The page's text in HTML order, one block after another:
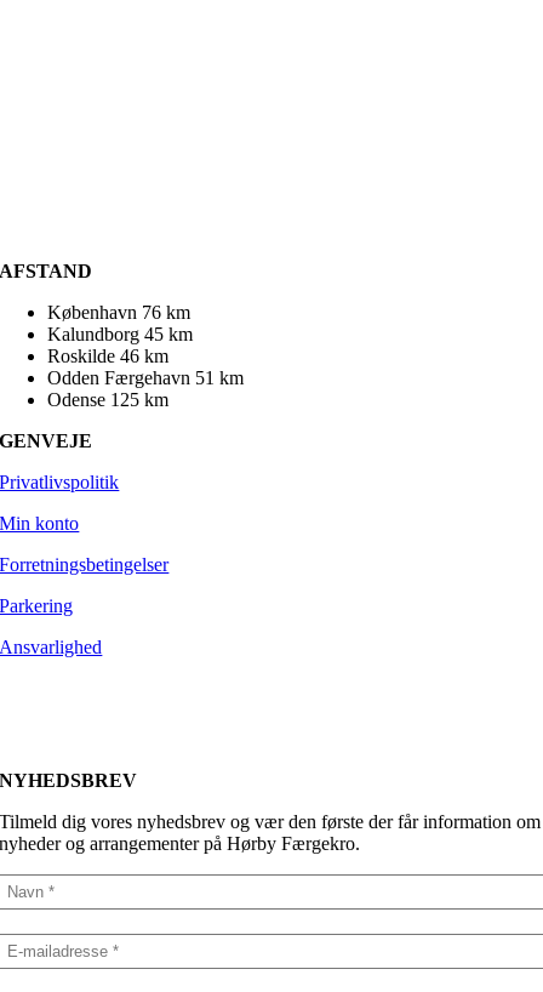
AFSTAND
København 76 km
Kalundborg 45 km
Roskilde 46 km
Odden Færgehavn 51 km
Odense 125 km
GENVEJE
Privatlivspolitik
Min konto
Forretningsbetingelser
Parkering
Ansvarlighed
NYHEDSBREV
Tilmeld dig vores nyhedsbrev og vær den første der får information om
nyheder og arrangementer på Hørby Færgekro.